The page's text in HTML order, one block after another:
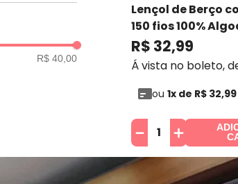
R$ 40,00
Lençol de Berço
150 fios 100%
Profitextil-
R$ 32,99
Á vista no boleto,
ou 1x de R$ 32,99
＋
－